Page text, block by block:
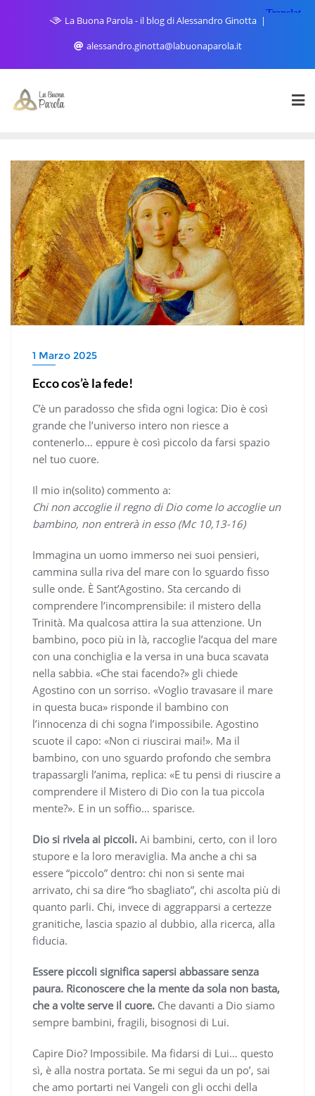
La Buona Parola - il blog di Alessandro Ginotta
alessandro.ginotta@labuonaparola.it
1 Marzo 2025
Ecco cos’è la fede!
C’è un paradosso che sfida ogni logica: Dio è così
grande che l’universo intero non riesce a
contenerlo… eppure è così piccolo da farsi spazio
nel tuo cuore.
Il mio in(solito) commento a:
Chi non accoglie il regno di Dio come lo accoglie un
bambino, non entrerà in esso (Mc 10,13-16)
Immagina un uomo immerso nei suoi pensieri,
cammina sulla riva del mare con lo sguardo fisso
sulle onde. È Sant’Agostino. Sta cercando di
comprendere l’incomprensibile: il mistero della
Trinità. Ma qualcosa attira la sua attenzione. Un
bambino, poco più in là, raccoglie l’acqua del mare
con una conchiglia e la versa in una buca scavata
nella sabbia. «Che stai facendo?» gli chiede
Agostino con un sorriso. «Voglio travasare il mare
in questa buca» risponde il bambino con
l’innocenza di chi sogna l’impossibile. Agostino
scuote il capo: «Non ci riuscirai mai!». Ma il
bambino, con uno sguardo profondo che sembra
trapassargli l’anima, replica: «E tu pensi di riuscire a
comprendere il Mistero di Dio con la tua piccola
mente?». E in un soffio… sparisce.
Dio si rivela ai piccoli. Ai bambini, certo, con il loro
stupore e la loro meraviglia. Ma anche a chi sa
essere “piccolo” dentro: chi non si sente mai
arrivato, chi sa dire “ho sbagliato”, chi ascolta più di
quanto parli. Chi, invece di aggrapparsi a certezze
granitiche, lascia spazio al dubbio, alla ricerca, alla
fiducia.
Essere piccoli significa sapersi abbassare senza
paura. Riconoscere che la mente da sola non basta,
che a volte serve il cuore. Che davanti a Dio siamo
sempre bambini, fragili, bisognosi di Lui.
Capire Dio? Impossibile. Ma fidarsi di Lui… questo
sì, è alla nostra portata. Se mi segui da un po’, sai
che amo portarti nei Vangeli con gli occhi della